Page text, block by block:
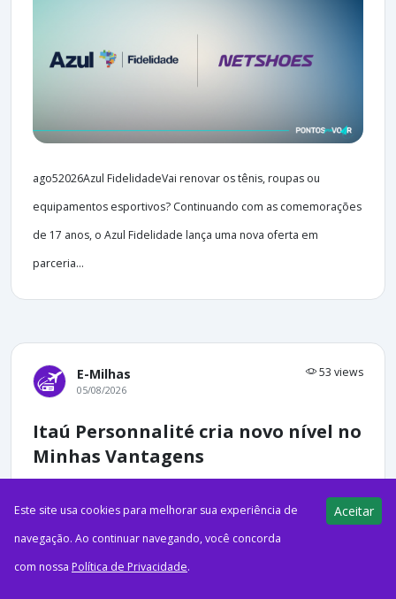
ago52026Azul FidelidadeVai renovar os tênis, roupas ou
equipamentos esportivos? Continuando com as comemorações
de 17 anos, o Azul Fidelidade lança uma nova oferta em
parceria...
E-Milhas 53 views
05/08/2026
Itaú Personnalité cria novo nível no
Minhas Vantagens
Este site usa cookies para melhorar sua experiência de
navegação. Ao continuar navegando, você concorda
com nossa Política de Privacidade.
Aceitar